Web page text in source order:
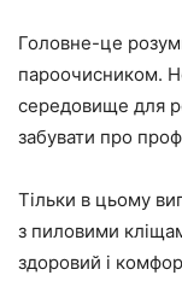
Головне-це
пароочисником.
середовище для
забувати про
Тільки в цьому
з пиловими
здоровий і